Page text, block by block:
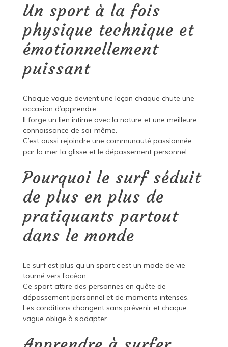
Un sport à la fois
physique technique et
émotionnellement
puissant
Chaque vague devient une leçon chaque chute une
occasion d’apprendre.
Il forge un lien intime avec la nature et une meilleure
connaissance de soi-même.
C’est aussi rejoindre une communauté passionnée
par la mer la glisse et le dépassement personnel.
Pourquoi le surf séduit
de plus en plus de
pratiquants partout
dans le monde
Le surf est plus qu’un sport c’est un mode de vie
tourné vers l’océan.
Ce sport attire des personnes en quête de
dépassement personnel et de moments intenses.
Les conditions changent sans prévenir et chaque
vague oblige à s’adapter.